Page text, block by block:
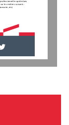
rapide dans
les métiers suivants :
etc).